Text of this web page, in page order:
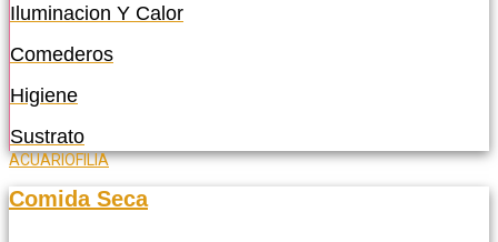
Iluminacion Y Calor
Comederos
Higiene
Sustrato
ACUARIOFILIA
Comida Seca